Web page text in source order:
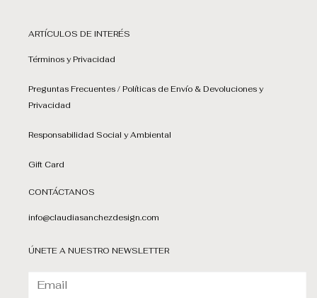
ARTÍCULOS DE INTERÉS
Términos y Privacidad
Preguntas Frecuentes / Políticas de Envío & Devoluciones y
Privacidad
Responsabilidad Social y Ambiental
Gift Card
CONTÁCTANOS
info@claudiasanchezdesign.com
ÚNETE A NUESTRO NEWSLETTER